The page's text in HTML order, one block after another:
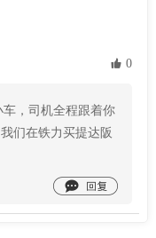
 0
，司机全程跟着你
们在铁力买提达阪
